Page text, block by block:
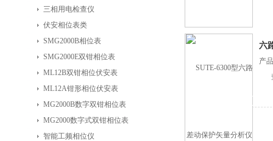
三相用电检查仪
伏安相位表类
SMG2000B相位表
SMG2000E双钳相位表
ML12B双钳相位伏安表
ML12A钳形相位伏安表
MG2000B数字双钳相位表
MG2000数字式双钳相位表
智能工频相位仪
六
产